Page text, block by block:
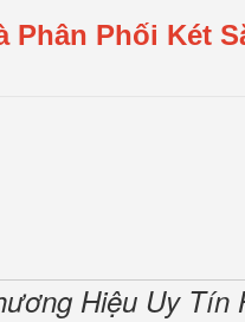
Phân Phối Két
Hiệu Uy Tín